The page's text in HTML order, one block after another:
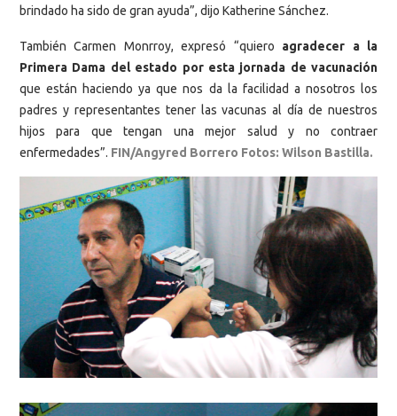
brindado ha sido de gran ayuda”, dijo Katherine Sánchez.
También Carmen Monrroy, expresó “quiero agradecer a la
Primera Dama del estado por esta jornada de vacunación
que están haciendo ya que nos da la facilidad a nosotros los
padres y representantes tener las vacunas al día de nuestros
hijos para que tengan una mejor salud y no contraer
enfermedades”. FIN/Angyred Borrero Fotos: Wilson Bastilla.